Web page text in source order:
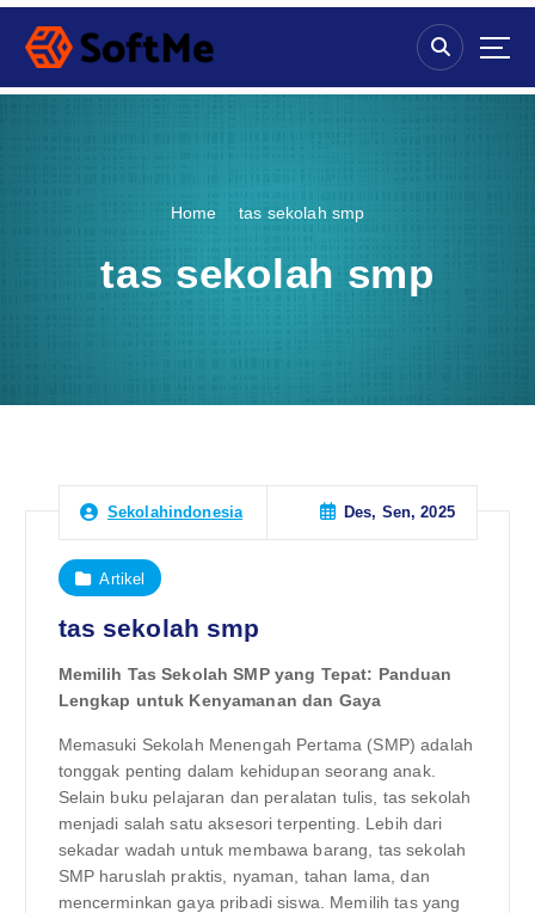
S
p
Home tas sekolah smp
tas sekolah smp
Sekolahindonesia Des, Sen, 2025
Artikel
tas sekolah smp
Memilih Tas Sekolah SMP yang Tepat: Panduan
Lengkap untuk Kenyamanan dan Gaya
Memasuki Sekolah Menengah Pertama (SMP) adalah
tonggak penting dalam kehidupan seorang anak.
Selain buku pelajaran dan peralatan tulis, tas sekolah
menjadi salah satu aksesori terpenting. Lebih dari
sekadar wadah untuk membawa barang, tas sekolah
SMP haruslah praktis, nyaman, tahan lama, dan
mencerminkan gaya pribadi siswa. Memilih tas yang